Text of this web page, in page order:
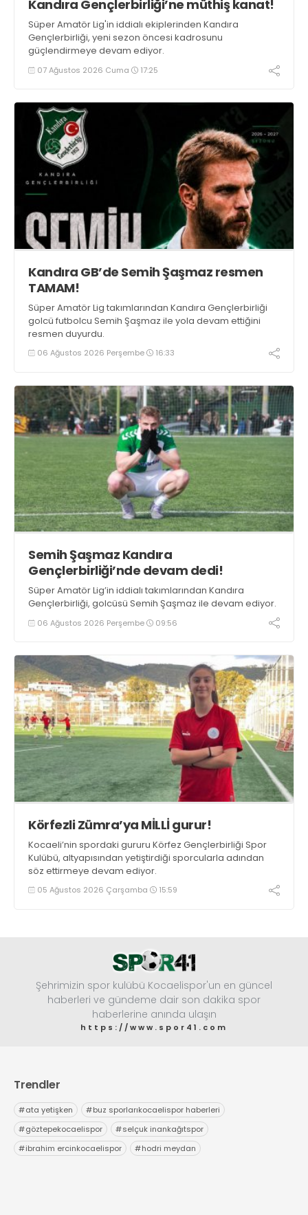
Kandıra Gençlerbirliği’ne müthiş kanat!
Süper Amatör Lig'in iddialı ekiplerinden Kandıra
Gençlerbirliği, yeni sezon öncesi kadrosunu
güçlendirmeye devam ediyor.
07 Ağustos 2026 Cuma 17:25
Kandıra GB’de Semih Şaşmaz resmen
TAMAM!
Süper Amatör Lig takımlarından Kandıra Gençlerbirliği
golcü futbolcu Semih Şaşmaz ile yola devam ettiğini
resmen duyurdu.
06 Ağustos 2026 Perşembe 16:33
Semih Şaşmaz Kandıra
Gençlerbirliği’nde devam dedi!
Süper Amatör Lig’in iddialı takımlarından Kandıra
Gençlerbirliği, golcüsü Semih Şaşmaz ile devam ediyor.
06 Ağustos 2026 Perşembe 09:56
Körfezli Zümra’ya MİLLİ gurur!
Kocaeli’nin spordaki gururu Körfez Gençlerbirliği Spor
Kulübü, altyapısından yetiştirdiği sporcularla adından
söz ettirmeye devam ediyor.
05 Ağustos 2026 Çarşamba 15:59
Şehrimizin spor kulübü Kocaelispor'un en güncel
haberleri ve gündeme dair son dakika spor
haberlerine anında ulaşın
https://www.spor41.com
Trendler
#ata yetişken #buz sporlarıkocaelispor haberleri
#göztepekocaelispor #selçuk inankağıtspor
#ibrahim ercinkocaelispor #hodri meydan